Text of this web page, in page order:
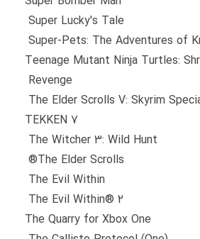
Super Lucky's Tale
Super-Pets: The Adventures of
Teenage Mutant Ninja Turtles:
Revenge
The Elder Scrolls V: Skyrim
TEKKEN 7
The Witcher 3: Wild Hunt
The Elder Scrolls®
The Evil Within
The Evil Within® 2
The Quarry for Xbox One